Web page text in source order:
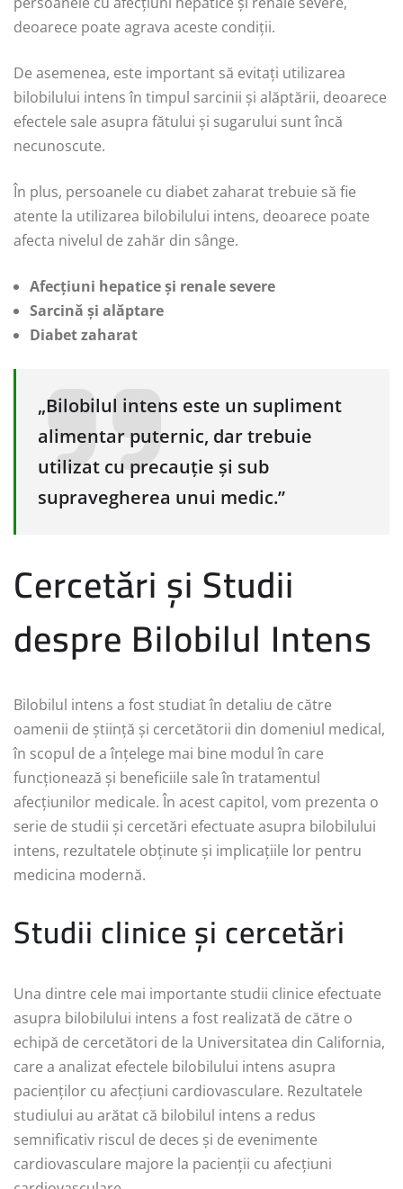
deoarece poate agrava aceste condiții.
De asemenea, este important să evitați utilizarea
bilobilului intens în timpul sarcinii și alăptării, deoarece
efectele sale asupra fătului și sugarului sunt încă
necunoscute.
În plus, persoanele cu diabet zaharat trebuie să fie
atente la utilizarea bilobilului intens, deoarece poate
afecta nivelul de zahăr din sânge.
Afecțiuni hepatice și renale severe
Sarcină și alăptare
Diabet zaharat
„Bilobilul intens este un supliment
alimentar puternic, dar trebuie
utilizat cu precauție și sub
supravegherea unui medic.”
Cercetări și Studii
despre Bilobilul Intens
Bilobilul intens a fost studiat în detaliu de către
oamenii de știință și cercetătorii din domeniul medical,
în scopul de a înțelege mai bine modul în care
funcționează și beneficiile sale în tratamentul
afecțiunilor medicale. În acest capitol, vom prezenta o
serie de studii și cercetări efectuate asupra bilobilului
intens, rezultatele obținute și implicațiile lor pentru
medicina modernă.
Studii clinice și cercetări
Una dintre cele mai importante studii clinice efectuate
asupra bilobilului intens a fost realizată de către o
echipă de cercetători de la Universitatea din California,
care a analizat efectele bilobilului intens asupra
pacienților cu afecțiuni cardiovasculare. Rezultatele
studiului au arătat că bilobilul intens a redus
semnificativ riscul de deces și de evenimente
cardiovasculare majore la pacienții cu afecțiuni